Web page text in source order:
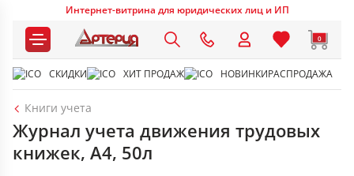
Интернет-витрина для юридических лиц и ИП
0
СКИДКИ ХИТ ПРОДАЖ НОВИНКИРАСПРОДАЖА
Книги учета
Журнал учета движения трудовых
книжек, А4, 50л